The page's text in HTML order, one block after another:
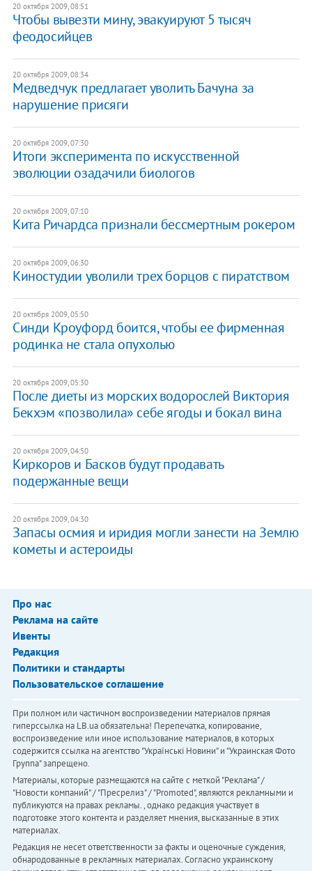
20 октября 2009, 08:51
Чтобы вывезти мину, эвакуируют 5 тысяч
феодосийцев
20 октября 2009, 08:34
Медведчук предлагает уволить Бачуна за
нарушение присяги
20 октября 2009, 07:30
Итоги эксперимента по искусственной
эволюции озадачили биологов
20 октября 2009, 07:10
Кита Ричардса признали бессмертным рокером
20 октября 2009, 06:30
Киностудии уволили трех борцов с пиратством
20 октября 2009, 05:50
Синди Кроуфорд боится, чтобы ее фирменная
родинка не стала опухолью
20 октября 2009, 05:30
После диеты из морских водорослей Виктория
Бекхэм «позволила» себе ягоды и бокал вина
20 октября 2009, 04:50
Киркоров и Басков будут продавать
подержанные вещи
20 октября 2009, 04:30
Запасы осмия и иридия могли занести на Землю
кометы и астероиды
Про нас
Реклама на сайте
Ивенты
Редакция
Политики и стандарты
Пользовательское соглашение
При полном или частичном воспроизведении материалов прямая
гиперссылка на LB.ua обязательна! Перепечатка, копирование,
воспроизведение или иное использование материалов, в которых
содержится ссылка на агентство "Українськi Новини" и "Украинская Фото
Группа" запрещено.
Материалы, которые размещаются на сайте с меткой "Реклама" /
"Новости компаний" / "Пресрелиз" / "Promoted", являются рекламными и
публикуются на правах рекламы. , однако редакция участвует в
подготовке этого контента и разделяет мнения, высказанные в этих
материалах.
Редакция не несет ответственности за факты и оценочные суждения,
обнародованные в рекламных материалах. Согласно украинскому